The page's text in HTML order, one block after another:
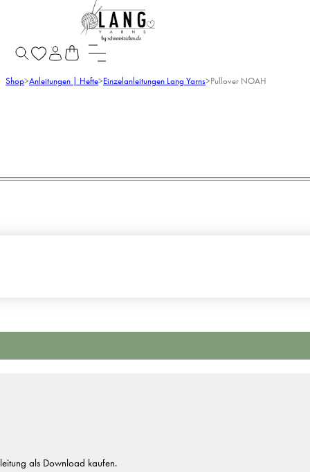
Shop>Anleitungen | Hefte>Einzelanleitungen Lang Yarns>Pullover NOAH
als Download kaufen.